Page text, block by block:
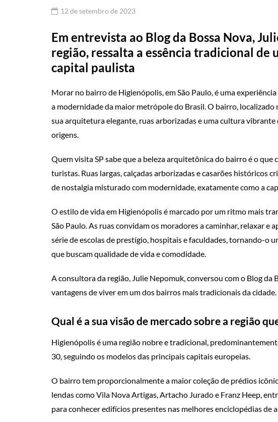
12 de setembro de 2023
Em entrevista ao Blog da Bossa Nova,
região, ressalta a essência tradicional de
capital paulista
Morar no bairro de Higienópolis, em São Paulo, é uma
a modernidade da maior metrópole do Brasil. O bairro, localizado
sua arquitetura elegante, ruas arborizadas e uma cultura vibrante
origens.
Quem visita SP sabe que a beleza arquitetônica do bairro é o que
turistas. Ruas largas, calçadas arborizadas e casarões históricos
de nostalgia misturado com modernidade, exatamente como a
O estilo de vida em Higienópolis é marcado por um ritmo mais
São Paulo. As ruas convidam os moradores a caminhar, relaxar e
série de escolas de prestígio, hospitais e faculdades, tornando-o
que buscam qualidade de vida e comodidade.
A consultora da região, Julie Nepomuk, conversou com o Blog da
vantagens de viver em um dos bairros mais tradicionais da
Qual é a sua visão de mercado sobre a região
Higienópolis é uma região nobre e tradicional,
30, seguindo os modelos das principais capitais europeias.
O bairro tem proporcionalmente a maior coleção de prédios
lendas como Vila Nova Artigas, Artacho Jurado e Franz Heep,
para conhecer edifícios presentes nas melhores enciclopédias de